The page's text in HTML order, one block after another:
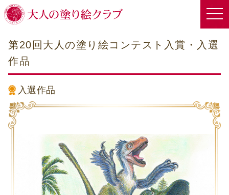
第20回大人の塗り絵コンテスト入賞・入選
作品
入選作品